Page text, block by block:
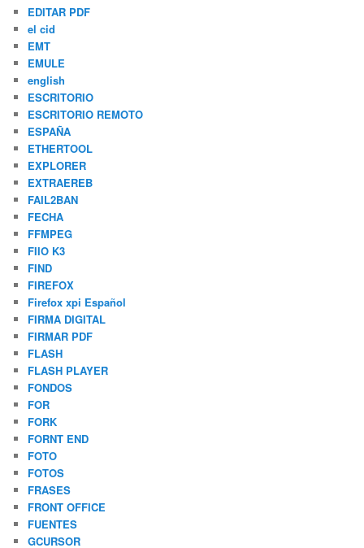
EDITAR PDF
el cid
EMT
EMULE
english
ESCRITORIO
ESCRITORIO REMOTO
ESPAÑA
ETHERTOOL
EXPLORER
EXTRAEREB
FAIL2BAN
FECHA
FFMPEG
FIIO K3
FIND
FIREFOX
Firefox xpi Español
FIRMA DIGITAL
FIRMAR PDF
FLASH
FLASH PLAYER
FONDOS
FOR
FORK
FORNT END
FOTO
FOTOS
FRASES
FRONT OFFICE
FUENTES
GCURSOR